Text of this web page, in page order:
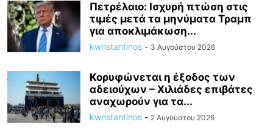
Πετρέλαιο: Ισχυρή πτώση στις
τιμές μετά τα μηνύματα Τραμπ
για αποκλιμάκωση...
kwnstantinos - 3 Αυγούστου 2026
Κορυφώνεται η έξοδος των
αδειούχων – Χιλιάδες επιβάτες
αναχωρούν για τα...
kwnstantinos - 2 Αυγούστου 2026